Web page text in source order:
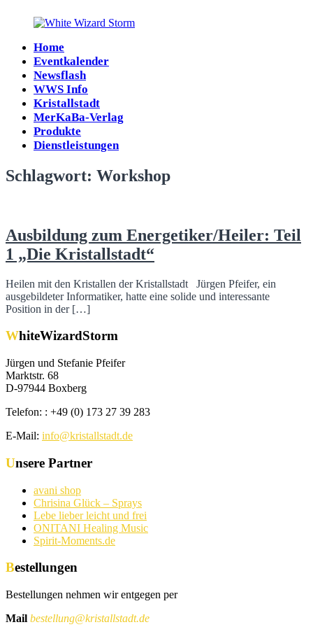
White
Wizard
Home
Eventkalender
Newsflash
WWS Info
Kristallstadt
MerKaBa-Verlag
Produkte
Dienstleistungen
Schlagwort: Workshop
Ausbildung zum Energetiker/Heiler: Teil
1 „Die Kristallstadt“
Heilen mit den Kristallen der Kristallstadt Jürgen Pfeifer, ein
ausgebildeter Informatiker, hatte eine solide und interessante
Position in der […]
WhiteWizardStorm
Jürgen und Stefanie Pfeifer
Marktstr. 68
D-97944 Boxberg
Telefon: : +49 (0) 173 27 39 283
E-Mail: info@kristallstadt.de
Unsere Partner
avani shop
Chrisina Glück – Sprays
Lebe lieber leicht und frei
ONITANI Healing Music
Spirit-Moments.de
Bestellungen
Bestellungen nehmen wir entgegen per
Mail bestellung@kristallstadt.de